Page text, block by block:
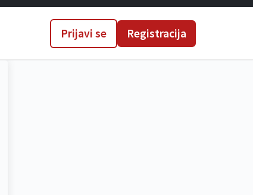
Prijavi se Registracija